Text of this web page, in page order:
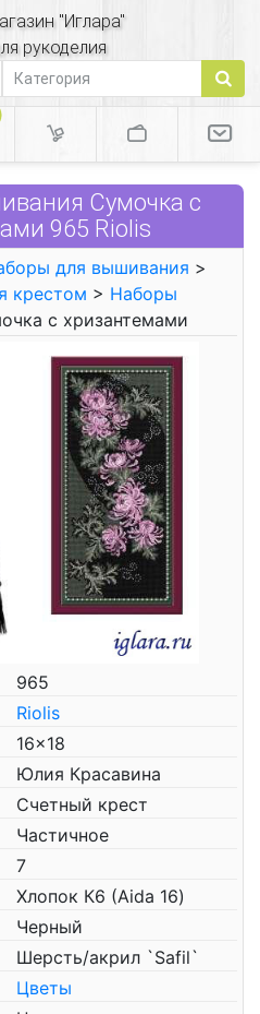
"Иглара"
рукоделия
Сумочка с
965 Riolis
для вышивания >
крестом > Наборы
с хризантемами
965
Riolis
16x18
Юлия Красавина
Счетный крест
Частичное
7
Хлопок К6 (Aida 16)
Черный
Шерсть/акрил `Safil`
Цветы